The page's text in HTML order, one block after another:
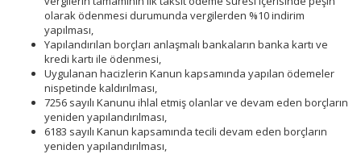
olarak ödenmesi durumunda vergilerden %10 indirim
yapılması,
Yapılandırılan borçları anlaşmalı bankaların banka kartı ve
kredi kartı ile ödenmesi,
Uygulanan hacizlerin Kanun kapsamında yapılan ödemeler
nispetinde kaldırılması,
7256 sayılı Kanunu ihlal etmiş olanlar ve devam eden borçların
yeniden yapılandırılması,
6183 sayılı Kanun kapsamında tecili devam eden borçların
yeniden yapılandırılması,